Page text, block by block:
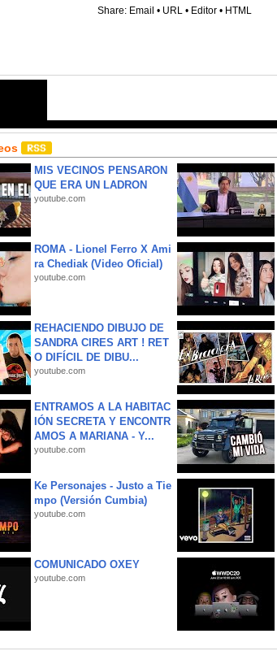
Share: Email • URL • Editor • HTML
MIS VECINOS PENSARON
QUE ERA UN LADRON
youtube.com
ROMA - Lionel Ferro X Ami
ra Chediak (Video Oficial)
youtube.com
REHACIENDO DIBUJO DE
SANDRA CIRES ART ! RET
O DIFÍCIL DE DIBU...
youtube.com
ENTRAMOS A LA HABITAC
IÓN SECRETA Y ENCONTR
AMOS A MARIANA - Y...
youtube.com
Ke Personajes - Justo a Tie
mpo (Versión Cumbia)
youtube.com
COMUNICADO OXEY
youtube.com